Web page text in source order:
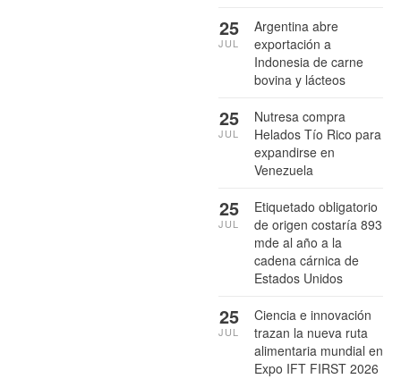
Argentina abre
exportación a
Indonesia de carne
bovina y lácteos
25
JUL
Nutresa compra
Helados Tío Rico para
expandirse en
Venezuela
25
JUL
Etiquetado obligatorio
de origen costaría 893
mde al año a la
cadena cárnica de
Estados Unidos
25
JUL
Ciencia e innovación
trazan la nueva ruta
alimentaria mundial en
Expo IFT FIRST 2026
25
JUL